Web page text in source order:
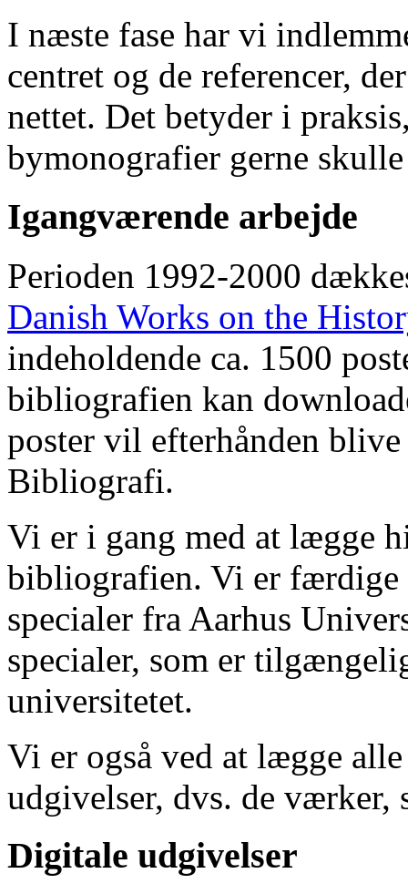
I næste fase har vi
centret og de referencer,
nettet. Det betyder i
bymonografier gerne
Igangværende arbejde
Perioden 1992-2000
Danish Works on the
indeholdende ca. 1500
bibliografien kan
poster vil efterhånden
Bibliografi.
Vi er i gang med at lægge
bibliografien. Vi er færdige
specialer fra Aarhus
specialer, som er
universitetet.
Vi er også ved at lægge
udgivelser, dvs. de værker,
Digitale udgivelser